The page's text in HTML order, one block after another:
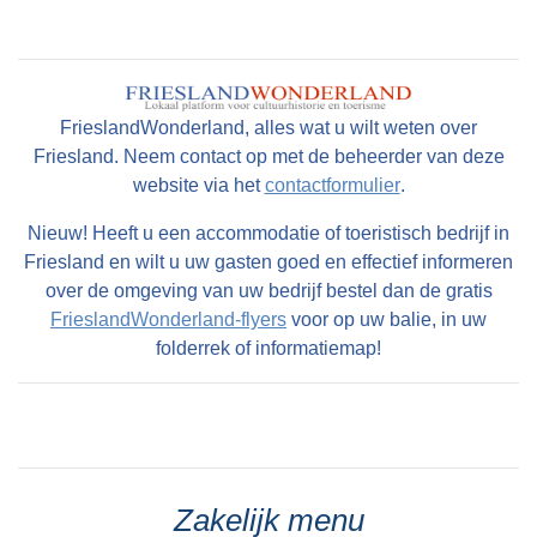
FrieslandWonderland, alles wat u wilt weten over
Friesland. Neem contact op met de beheerder van deze
website via hetcontactformulier.
Nieuw! Heeft u een accommodatie of toeristisch bedrijf in
Friesland en wilt u uw gasten goed en effectief informeren
over de omgeving van uw bedrijf bestel dan de gratis
FrieslandWonderland-flyers voor op uw balie, in uw
folderrek of informatiemap!
Zakelijk menu